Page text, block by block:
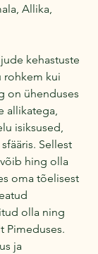
Allika,
kehastuste
rohkem kui
on ühenduses
allikatega,
isiksused,
Sellest
hing olla
oma tõelisest
olla ning
Pimeduses.
ja